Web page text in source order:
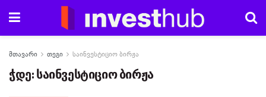
მთავარი თეგი საინვესტიციო ბირჟა
ჭდე: საინვესტიციო ბირჟა